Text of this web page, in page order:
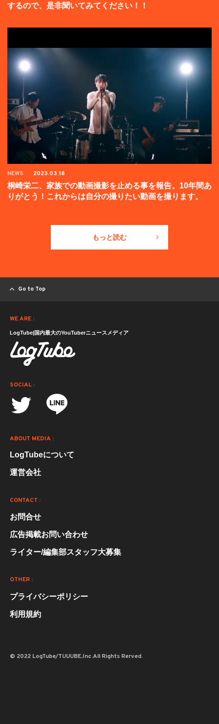
するので、是非聞いてみてください！！
NEWS 2023.03.18
桐崎栄二、家族での動画撮影を止める事を報告。10年間あ
りがとう！これからは自分の撮りたい動画を撮ります。
もっと読む
Go to Top
WE ARE :
LogTube|国内最大のYouTuberニュースメディア
SOCIAL :
ABOUT MEDIA :
LogTubeについて
運営会社
CONTACT :
お問合せ
広告掲載お問い合わせ
ライター/編集部スタッフ大募集
OTHER :
プライバシーポリシー
利用規約
© 2022 LogTube/TUUUBE,Inc.All Rights Rerved.